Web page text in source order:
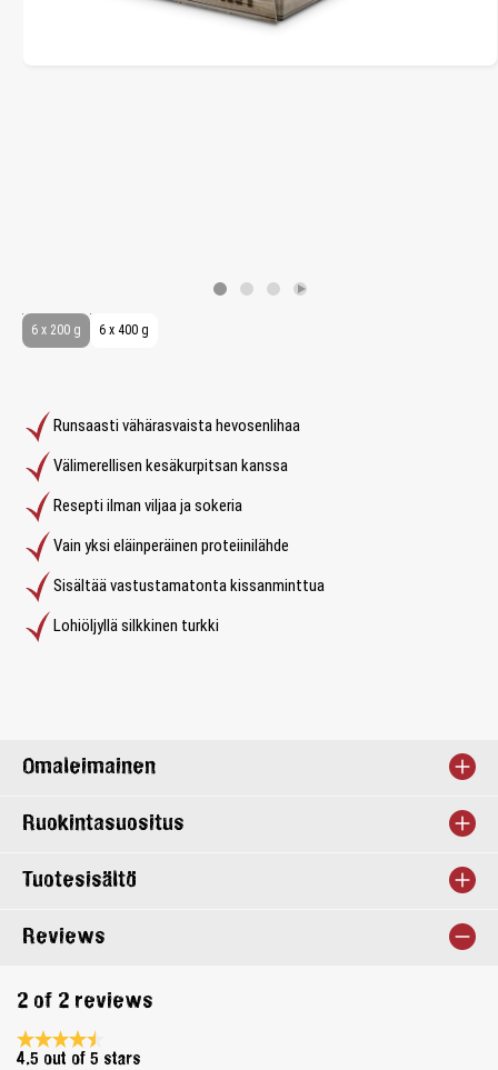
Runsaasti vähärasvaista hevosenlihaa
Välimerellisen kesäkurpitsan kanssa
Resepti ilman viljaa ja sokeria
Vain yksi eläinperäinen proteiinilähde
Sisältää vastustamatonta kissanminttua
Lohiöljyllä silkkinen turkki
6 x 200 g 6 x 400 g
Omaleimainen
Ruokintasuositus
Tuotesisältö
Reviews
2 of 2 reviews
Average rating 4.5 of 5 Stars
4.5 out of 5 stars